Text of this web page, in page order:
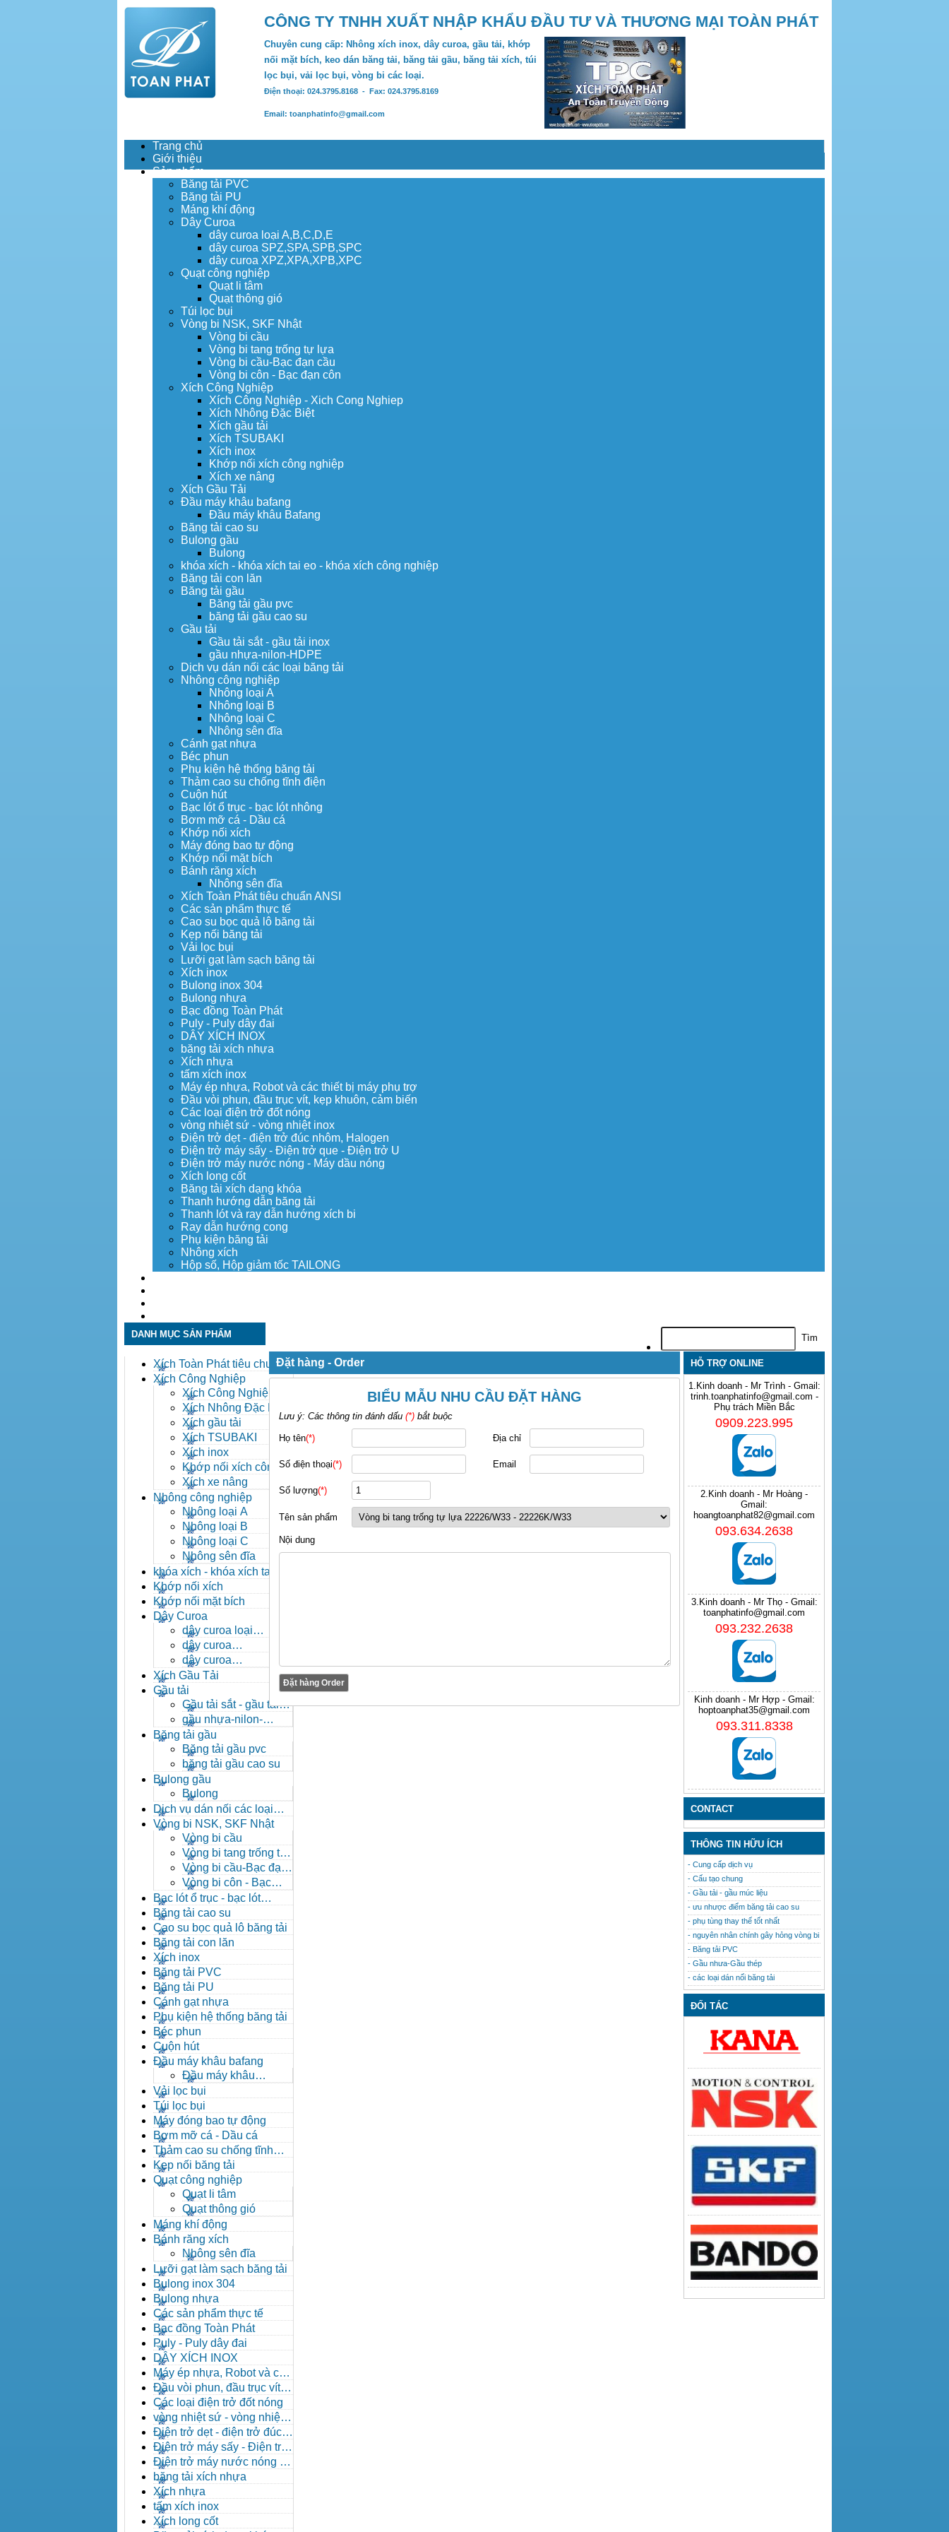
CÔNG TY TNHH XUẤT NHẬP KHẨU ĐẦU TƯ VÀ THƯƠNG MẠI TOÀN PHÁT
Chuyên cung cấp: Nhông xích inox, dây curoa, gầu tải, khớp
nối mặt bích, keo dán băng tải, băng tải gầu, băng tải xích, túi
lọc bụi, vải lọc bụi, vòng bi các loại.
Điện thoại: 024.3795.8168 - Fax: 024.3795.8169
Email: toanphatinfo@gmail.com
Trang chủ
Giới thiệu
Sản phẩm
Băng tải PVC
Băng tải PU
Máng khí động
Dây Curoa
dây curoa loại A,B,C,D,E
dây curoa SPZ,SPA,SPB,SPC
dây curoa XPZ,XPA,XPB,XPC
Quạt công nghiệp
Quạt li tâm
Quạt thông gió
Túi lọc bụi
Vòng bi NSK, SKF Nhật
Vòng bi cầu
Vòng bi tang trống tự lựa
Vòng bi cầu-Bạc đạn cầu
Vòng bi côn - Bạc đạn côn
Xích Công Nghiệp
Xích Công Nghiệp - Xich Cong Nghiep
Xích Nhông Đặc Biệt
Xích gầu tải
Xích TSUBAKI
Xích inox
Khớp nối xích công nghiệp
Xích xe nâng
Xích Gầu Tải
Đầu máy khâu bafang
Đầu máy khâu Bafang
Băng tải cao su
Bulong gầu
Bulong
khóa xích - khóa xích tai eo - khóa xích công nghiệp
Băng tải con lăn
Băng tải gầu
Băng tải gầu pvc
băng tải gầu cao su
Gầu tải
Gầu tải sắt - gầu tải inox
gầu nhựa-nilon-HDPE
Dịch vụ dán nối các loại băng tải
Nhông công nghiệp
Nhông loại A
Nhông loại B
Nhông loại C
Nhông sên đĩa
Cánh gạt nhựa
Béc phun
Phụ kiện hệ thống băng tải
Thảm cao su chống tĩnh điện
Cuộn hút
Bạc lót ổ trục - bạc lót nhông
Bơm mỡ cá - Dầu cá
Khớp nối xích
Máy đóng bao tự động
Khớp nối mặt bích
Bánh răng xích
Nhông sên đĩa
Xích Toàn Phát tiêu chuẩn ANSI
Các sản phẩm thực tế
Cao su bọc quả lô băng tải
Kẹp nối băng tải
Vải lọc bụi
Lưỡi gạt làm sạch băng tải
Xích inox
Bulong inox 304
Bulong nhựa
Bạc đồng Toàn Phát
Puly - Puly dây đai
DÂY XÍCH INOX
băng tải xích nhựa
Xích nhựa
tấm xích inox
Máy ép nhựa, Robot và các thiết bị máy phụ trợ
Đầu vòi phun, đầu trục vít, kẹp khuôn, cảm biến
Các loại điện trở đốt nóng
vòng nhiệt sứ - vòng nhiệt inox
Điện trở dẹt - điện trở đúc nhôm, Halogen
Điện trở máy sấy - Điện trở que - Điện trở U
Điện trở máy nước nóng - Máy dầu nóng
Xích long cốt
Băng tải xích dạng khóa
Thanh hướng dẫn băng tải
Thanh lót và ray dẫn hướng xích bi
Ray dẫn hướng cong
Phụ kiện băng tải
Nhông xích
Hộp số, Hộp giảm tốc TAILONG
DANH MỤC SẢN PHẨM
Xích Toàn Phát tiêu chuẩn
ANSI
Xích Công Nghiệp
Xích Công Nghiệp -
Xich Cong Nghiep
Xích Nhông Đặc Biệt
Xích gầu tải
Xích TSUBAKI
Xích inox
Khớp nối xích công
nghiệp
Xích xe nâng
Nhông công nghiệp
Nhông loại A
Nhông loại B
Nhông loại C
Nhông sên đĩa
khóa xích - khóa xích tai eo
- khóa xích công nghiệp
Khớp nối xích
Khớp nối mặt bích
Dây Curoa
dây curoa loại
A,B,C,D,E
dây curoa
SPZ,SPA,SPB,SPC
dây curoa
XPZ,XPA,XPB,XPC
Xích Gầu Tải
Gầu tải
Gầu tải sắt - gầu tải
inox
gầu nhựa-nilon-
HDPE
Băng tải gầu
Băng tải gầu pvc
băng tải gầu cao su
Bulong gầu
Bulong
Dịch vụ dán nối các loại
băng tải
Vòng bi NSK, SKF Nhật
Vòng bi cầu
Vòng bi tang trống tự
lựa
Vòng bi cầu-Bạc đạn
cầu
Vòng bi côn - Bạc
đạn côn
Bạc lót ổ trục - bạc lót
nhông
Băng tải cao su
Cao su bọc quả lô băng tải
Băng tải con lăn
Xích inox
Băng tải PVC
Băng tải PU
Cánh gạt nhựa
Phụ kiện hệ thống băng tải
Béc phun
Cuộn hút
Đầu máy khâu bafang
Đầu máy khâu
Bafang
Vải lọc bụi
Túi lọc bụi
Máy đóng bao tự động
Bơm mỡ cá - Dầu cá
Thảm cao su chống tĩnh
điện
Kẹp nối băng tải
Quạt công nghiệp
Quạt li tâm
Quạt thông gió
Máng khí động
Bánh răng xích
Nhông sên đĩa
Lưỡi gạt làm sạch băng tải
Bulong inox 304
Bulong nhựa
Các sản phẩm thực tế
Bạc đồng Toàn Phát
Puly - Puly dây đai
DÂY XÍCH INOX
Máy ép nhựa, Robot và các
thiết bị máy phụ trợ
Đầu vòi phun, đầu trục vít,
kẹp khuôn, cảm biến
Các loại điện trở đốt nóng
vòng nhiệt sứ - vòng nhiệt
inox
Điện trở dẹt - điện trở đúc
nhôm, Halogen
Điện trở máy sấy - Điện trở
que - Điện trở U
Điện trở máy nước nóng -
Máy dầu nóng
băng tải xích nhựa
Xích nhựa
tấm xích inox
Xích long cốt
Đặt hàng - Order
BIỂU MẪU NHU CẦU ĐẶT HÀNG
Lưu ý: Các thông tin đánh dấu (*) bắt buộc
Họ tên(*) Địa chỉ
Số điện thoại(*) Email
Số lượng(*)
Tên sản phẩm
Nội dung
HỖ TRỢ ONLINE
1.Kinh doanh - Mr Trình - Gmail:
trinh.toanphatinfo@gmail.com -
Phụ trách Miền Bắc
0909.223.995
2.Kinh doanh - Mr Hoàng -
Gmail:
hoangtoanphat82@gmail.com
093.634.2638
3.Kinh doanh - Mr Thọ - Gmail:
toanphatinfo@gmail.com
093.232.2638
Kinh doanh - Mr Hợp - Gmail:
hoptoanphat35@gmail.com
093.311.8338
CONTACT
THÔNG TIN HỮU ÍCH
- Cung cấp dịch vụ
- Cấu tạo chung
- Gầu tải - gầu múc liệu
- ưu nhược điểm băng tải cao su
- phụ tùng thay thế tốt nhất
- nguyên nhân chính gây hỏng vòng bi
- Băng tải PVC
- Gầu nhưa-Gầu thép
- các loại dán nối băng tải
ĐỐI TÁC